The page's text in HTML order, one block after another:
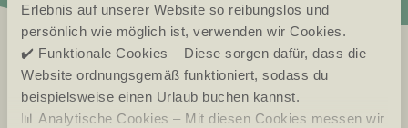
Erlebnis auf unserer Website so reibungslos und
persönlich wie möglich ist, verwenden wir Cookies.
✔️ Funktionale Cookies – Diese sorgen dafür, dass die
Website ordnungsgemäß funktioniert, sodass du
beispielsweise einen Urlaub buchen kannst.
📊 Analytische Cookies – Mit diesen Cookies messen wir